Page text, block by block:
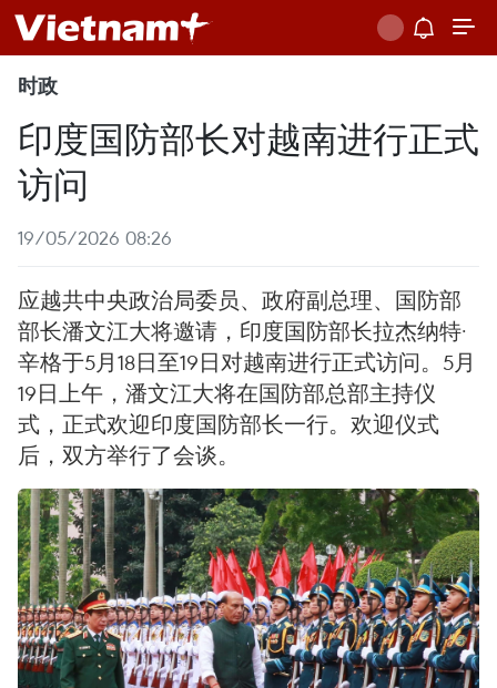
时政
印度国防部长对越南进行正式
访问
19/05/2026 08:26
应越共中央政治局委员、政府副总理、国防部
部长潘文江大将邀请，印度国防部长拉杰纳特·
辛格于5月18日至19日对越南进行正式访问。5月
19日上午，潘文江大将在国防部总部主持仪
式，正式欢迎印度国防部长一行。欢迎仪式
后，双方举行了会谈。